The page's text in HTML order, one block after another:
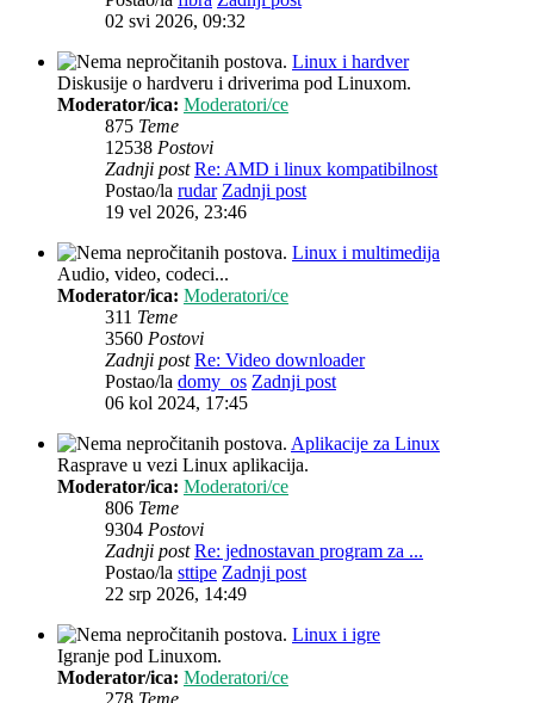
02 svi 2026, 09:32
Linux i hardver
Diskusije o hardveru i driverima pod Linuxom.
Moderator/ica: Moderatori/ce
875 Teme
12538 Postovi
Zadnji post Re: AMD i linux kompatibilnost
Postao/la rudar Zadnji post
19 vel 2026, 23:46
Linux i multimedija
Audio, video, codeci...
Moderator/ica: Moderatori/ce
311 Teme
3560 Postovi
Zadnji post Re: Video downloader
Postao/la domy_os Zadnji post
06 kol 2024, 17:45
Aplikacije za Linux
Rasprave u vezi Linux aplikacija.
Moderator/ica: Moderatori/ce
806 Teme
9304 Postovi
Zadnji post Re: jednostavan program za ...
Postao/la sttipe Zadnji post
22 srp 2026, 14:49
Linux i igre
Igranje pod Linuxom.
Moderator/ica: Moderatori/ce